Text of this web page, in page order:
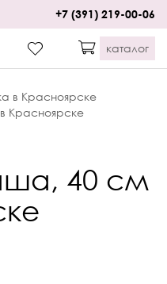
+7 (391) 219-00-06
каталог
в Красноярске
Красноярске
40 cм